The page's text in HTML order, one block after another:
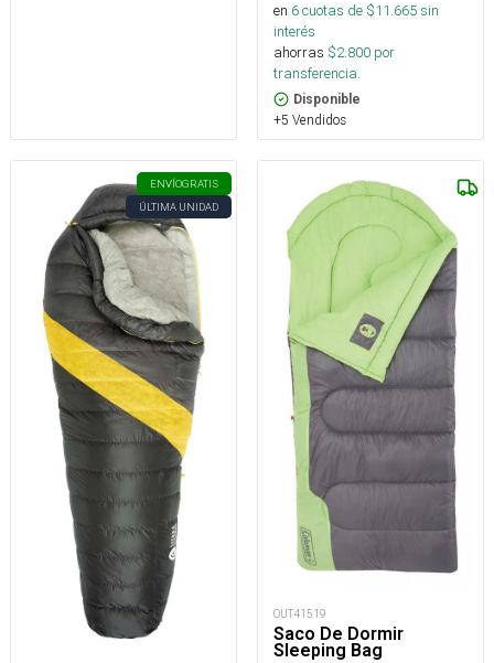
en 6cuotas de $11.665sin
interés
ahorras $2.800 por
transferencia.
Disponible
+5 Vendidos
ENVÍOGRATIS
ÚLTIMA UNIDAD
OUT41519
Saco De Dormir
Sleeping Bag